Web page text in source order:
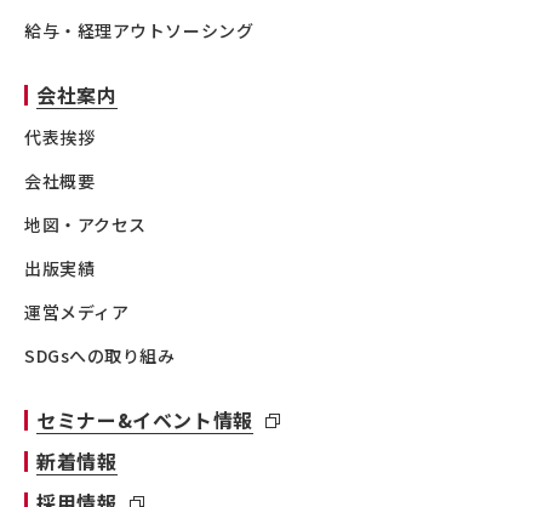
給与・経理アウトソーシング
会社案内
代表挨拶
会社概要
地図・アクセス
出版実績
運営メディア
SDGsへの取り組み
セミナー&イベント情報
新着情報